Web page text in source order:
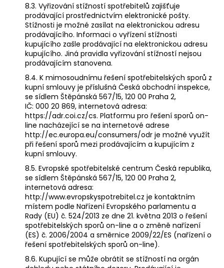
8.3. Vyřizování stížností spotřebitelů zajišťuje
prodávající prostřednictvím elektronické pošty.
Stížnosti je možné zasílat na elektronickou adresu
prodávajícího. Informaci o vyřízení stížnosti
kupujícího zašle prodávající na elektronickou adresu
kupujícího. Jiná pravidla vyřizování stížností nejsou
prodávajícím stanovena.
8.4. K mimosoudnímu řešení spotřebitelských sporů z
kupní smlouvy je příslušná Česká obchodní inspekce,
se sídlem Štěpánská 567/15, 120 00 Praha 2,
IČ: 000 20 869, internetová adresa:
https://adr.coi.cz/cs. Platformu pro řešení sporů on-
line nacházející se na internetové adrese
http://ec.europa.eu/consumers/odr je možné využít
při řešení sporů mezi prodávajícím a kupujícím z
kupní smlouvy.
8.5. Evropské spotřebitelské centrum Česká republika,
se sídlem Štěpánská 567/15, 120 00 Praha 2,
internetová adresa:
http://www.evropskyspotrebitel.cz je kontaktním
místem podle Nařízení Evropského parlamentu a
Rady (EU) č. 524/2013 ze dne 21. května 2013 o řešení
spotřebitelských sporů on-line a o změně nařízení
(ES) č. 2006/2004 a směrnice 2009/22/ES (nařízení o
řešení spotřebitelských sporů on-line).
8.6. Kupující se může obrátit se stížností na orgán